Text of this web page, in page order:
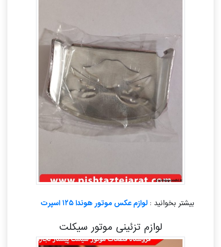
بیشتر بخوانید : لوازم عکس موتور هوندا ۱۲۵ اسپرت
لوازم تزئینی موتور سیکلت